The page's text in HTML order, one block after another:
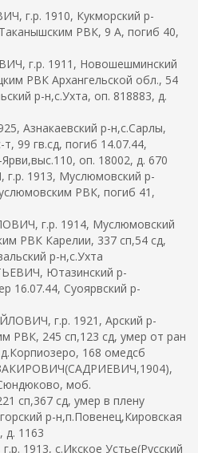
г.р. 1910, Кукморский р-
РВК, 9 А, погиб 40,
г.р. 1911, Новошешминский
РВК Архангельской обл., 54
р-н,с.Ухта, оп. 818883, д.
Азнакаевский р-н,с.Сарлы,
99 гв.сд, погиб 14.07.44,
оп. 18002, д. 670
1913, Муслюмовский р-
РВК, погиб 41,
г.р. 1914, Муслюмовский
РВК Карелии, 337 сп,54 сд,
р-н,с.Ухта
Ютазинский р-
16.07.44, Суоярвский р-
г.р. 1921, Арский р-
РВК, 245 сп,123 сд, умер от ран
168 омедсб
моб.
сп,367 сд, умер в плену
р-н,п.Повенец,Кировская
д. 1163
1913, с.Икское Устье(Русский